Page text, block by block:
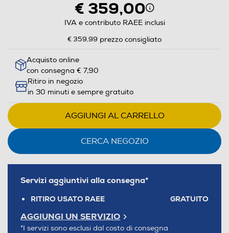
€ 359,00
IVA e contributo RAEE inclusi
€ 359,99 prezzo consigliato
Acquisto online
con consegna € 7,90
Ritiro in negozio
in 30 minuti e sempre gratuito
AGGIUNGI AL CARRELLO
CERCA NEGOZIO
Servizi aggiuntivi alla consegna*
RITIRO USATO RAEE GRATUITO
AGGIUNGI UN SERVIZIO
*I servizi sono esclusi dal costo di consegna